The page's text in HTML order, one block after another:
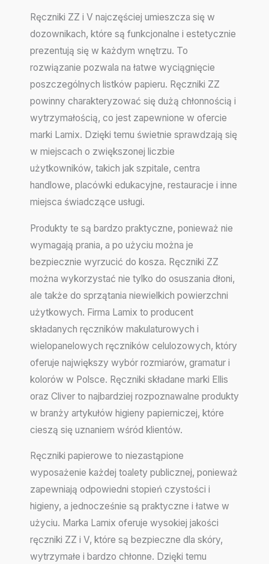
Ręczniki ZZ i V najczęściej umieszcza się w
dozownikach, które są funkcjonalne i estetycznie
prezentują się w każdym wnętrzu. To
rozwiązanie pozwala na łatwe wyciągnięcie
poszczególnych listków papieru. Ręczniki ZZ
powinny charakteryzować się dużą chłonnością i
wytrzymałością, co jest zapewnione w ofercie
marki Lamix. Dzięki temu świetnie sprawdzają się
w miejscach o zwiększonej liczbie
użytkowników, takich jak szpitale, centra
handlowe, placówki edukacyjne, restauracje i inne
miejsca świadczące usługi.
Produkty te są bardzo praktyczne, ponieważ nie
wymagają prania, a po użyciu można je
bezpiecznie wyrzucić do kosza. Ręczniki ZZ
można wykorzystać nie tylko do osuszania dłoni,
ale także do sprzątania niewielkich powierzchni
użytkowych. Firma Lamix to producent
składanych ręczników makulaturowych i
wielopanelowych ręczników celulozowych, który
oferuje największy wybór rozmiarów, gramatur i
kolorów w Polsce. Ręczniki składane marki Ellis
oraz Cliver to najbardziej rozpoznawalne produkty
w branży artykułów higieny papierniczej, które
cieszą się uznaniem wśród klientów.
Ręczniki papierowe to niezastąpione
wyposażenie każdej toalety publicznej, ponieważ
zapewniają odpowiedni stopień czystości i
higieny, a jednocześnie są praktyczne i łatwe w
użyciu. Marka Lamix oferuje wysokiej jakości
ręczniki ZZ i V, które są bezpieczne dla skóry,
wytrzymałe i bardzo chłonne. Dzięki temu